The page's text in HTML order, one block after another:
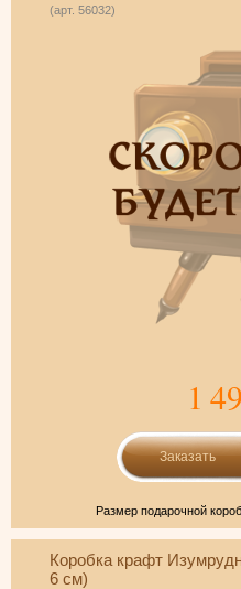
(арт. 56032)
1
Размер подарочной
Коробка крафт
6 см)